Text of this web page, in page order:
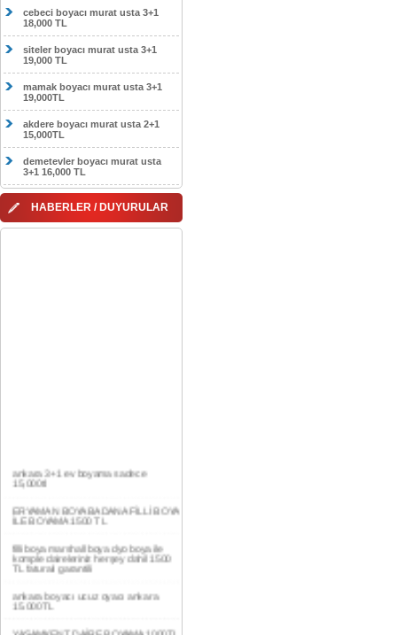
cebeci boyacı murat usta 3+1
18,000 TL
siteler boyacı murat usta 3+1
19,000 TL
mamak boyacı murat usta 3+1
19,000TL
akdere boyacı murat usta 2+1
15,000TL
demetevler boyacı murat usta
3+1 16,000 TL
HABERLER / DUYURULAR
ERYAMAN BOYA BADANA FİLLİ BOYA
filli boya marshall boya dyo boya ile
TL faturalı garantili
ankara boyacı ucuz oyacı ankara
YAŞAMKENT DAİRE BOYAMA 1000TL
0554 184 41 66